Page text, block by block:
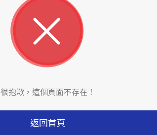
很抱歉，這個頁面不存在！
返回首頁